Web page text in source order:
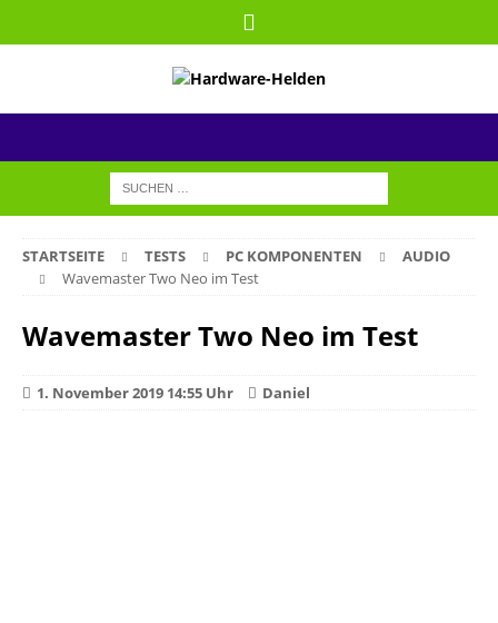
STARTSEITE TESTS PC KOMPONENTEN
AUDIO
Wavemaster Two Neo im Test
Wavemaster Two Neo im Test
1. November 2019 14:55 Uhr Daniel